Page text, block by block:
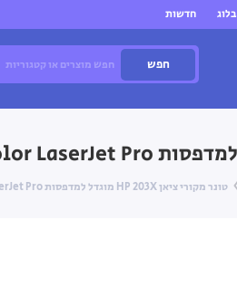
בלוג חדשות
חפש
טונר מקורי ציאן HP 203X מוגדל למדפסות HP Color LaserJet Pro